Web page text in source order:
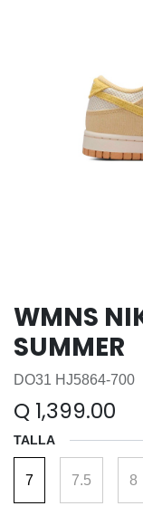
WMNS
SUMMER
DO31 HJ5864-700
Q 1,399.00
TALLA
7 7.5 8